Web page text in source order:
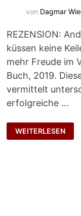
von Dagmar
REZENSION:
küssen keine
mehr Freude im
Buch, 2019.
vermittelt
erfolgreiche …
LEICHT
VERDAULICHE
VERKAUFSTIPPS
WEITERLESEN